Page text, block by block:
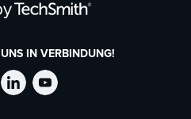
IN VERBINDUNG!
TechSmith
TechSmith